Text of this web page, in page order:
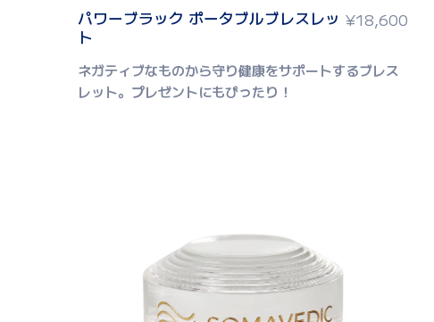
パワーブラック ポータブルブレスレッ
ト
¥18,600
ネガティブなものから守り健康をサポートするブレス
レット。 プレゼントにもぴったり！